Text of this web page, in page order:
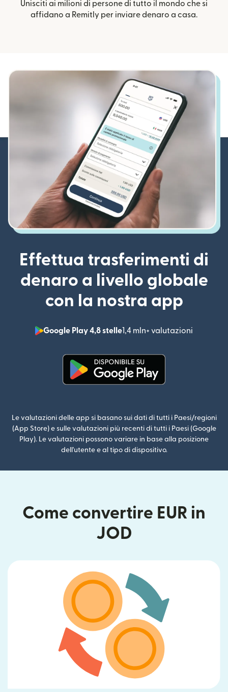
Unisciti ai milioni di persone di tutto il mondo che si
affidano a Remitly per inviare denaro a casa.
Effettua trasferimenti di
denaro a livello globale
con la nostra app
Google Play 4,8 stelle1,4 mln+ valutazioni
Le valutazioni delle app si basano sui dati di tutti i Paesi/regioni
(App Store) e sulle valutazioni più recenti di tutti i Paesi (Google
Play). Le valutazioni possono variare in base alla posizione
dell'utente e al tipo di dispositivo.
Come convertire EUR in
JOD